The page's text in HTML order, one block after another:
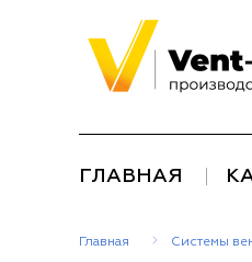
ГЛАВНАЯ
Главная Системы